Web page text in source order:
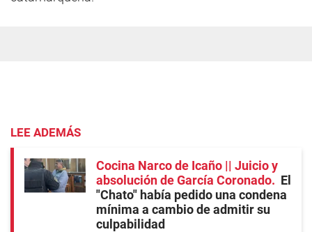
LEE ADEMÁS
Cocina Narco de Icaño || Juicio y
absolución de García Coronado
El
"Chato" había pedido una condena
mínima a cambio de admitir su
culpabilidad